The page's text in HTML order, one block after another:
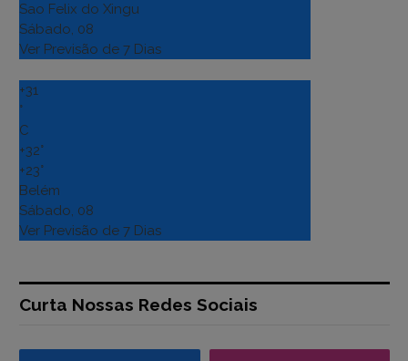
Sao Felix do Xingu
Sábado, 08
Ver Previsão de 7 Dias
+31
°
C
+32°
+23°
Belém
Sábado, 08
Ver Previsão de 7 Dias
Curta Nossas Redes Sociais